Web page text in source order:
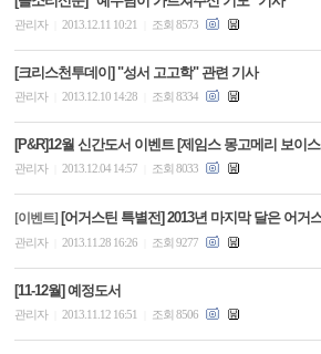
관리자 2013.12.11 10:21 조회 8573
[크리스천투데이] "성서 고고학" 관련 기사
관리자 2013.12.10 14:28 조회 8334
[P&R]12월 신간도서 이벤트 [제임스 몽고메리 보이
관리자 2013.12.04 14:57 조회 8033
[이벤트] [어거스틴 특별전] 2013년 마지막 달은 어거
관리자 2013.11.28 16:26 조회 9277
[11-12월] 예정도서
관리자 2013.11.12 16:51 조회 8506